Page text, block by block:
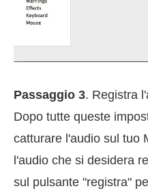
Passaggio 3. Registra
Dopo tutte queste
catturare l'audio sul tuo
l'audio che si desidera
sul pulsante "registra"